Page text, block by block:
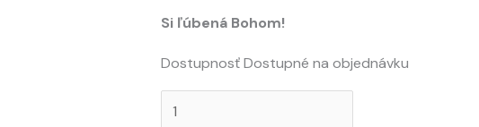
Si ľúbená Bohom!
Dostupnosť Dostupné na objednávku